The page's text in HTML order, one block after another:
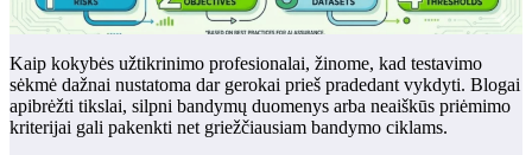
Kaip kokybės užtikrinimo profesionalai, žinome, kad testavimo
sėkmė dažnai nustatoma dar gerokai prieš pradedant vykdyti. Blogai
apibrėžti tikslai, silpni bandymų duomenys arba neaiškūs priėmimo
kriterijai gali pakenkti net griežčiausiam bandymo ciklams.